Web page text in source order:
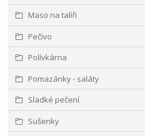
Maso na talíři
Pečivo
Polívkárna
Pomazánky - saláty
Sladké pečení
Sušenky